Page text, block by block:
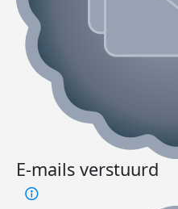
E-mails verstuurd